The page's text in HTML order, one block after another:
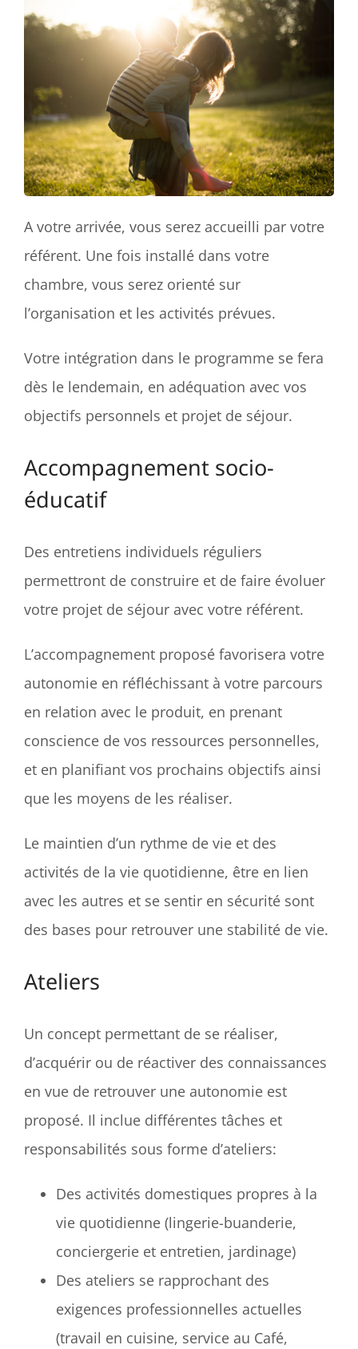
A votre arrivée, vous serez accueilli par votre
référent. Une fois installé dans votre
chambre, vous serez orienté sur
l’organisation et les activités prévues.
Votre intégration dans le programme se fera
dès le lendemain, en adéquation avec vos
objectifs personnels et projet de séjour.
Accompagnement socio-
éducatif
Des entretiens individuels réguliers
permettront de construire et de faire évoluer
votre projet de séjour avec votre référent.
L’accompagnement proposé favorisera votre
autonomie en réfléchissant à votre parcours
en relation avec le produit, en prenant
conscience de vos ressources personnelles,
et en planifiant vos prochains objectifs ainsi
que les moyens de les réaliser.
Le maintien d’un rythme de vie et des
activités de la vie quotidienne, être en lien
avec les autres et se sentir en sécurité sont
des bases pour retrouver une stabilité de vie.
Ateliers
Un concept permettant de se réaliser,
d’acquérir ou de réactiver des connaissances
en vue de retrouver une autonomie est
proposé. Il inclue différentes tâches et
responsabilités sous forme d’ateliers:
Des activités domestiques propres à la
vie quotidienne (lingerie-buanderie,
conciergerie et entretien, jardinage)
Des ateliers se rapprochant des
exigences professionnelles actuelles
(travail en cuisine, service au Café,